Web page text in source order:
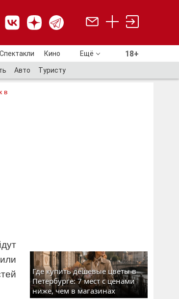
Спектакли Кино Ещё 18+
Авто Туристу
в
Где купить дешевые цветы в
Петербурге: 7 мест с ценами
ниже, чем в магазинах